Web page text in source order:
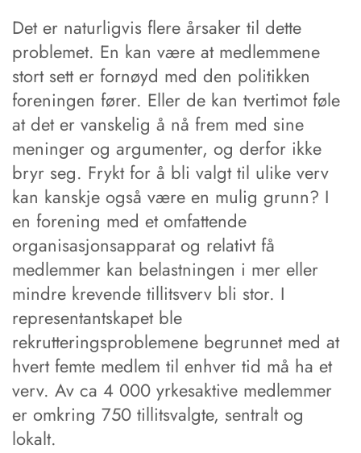
Det er naturligvis flere årsaker til dette
problemet. En kan være at medlemmene
stort sett er fornøyd med den politikken
foreningen fører. Eller de kan tvertimot føle
at det er vanskelig å nå frem med sine
meninger og argumenter, og derfor ikke
bryr seg. Frykt for å bli valgt til ulike verv
kan kanskje også være en mulig grunn? I
en forening med et omfattende
organisasjonsapparat og relativt få
medlemmer kan belastningen i mer eller
mindre krevende tillitsverv bli stor. I
representantskapet ble
rekrutteringsproblemene begrunnet med at
hvert femte medlem til enhver tid må ha et
verv. Av ca 4 000 yrkesaktive medlemmer
er omkring 750 tillitsvalgte, sentralt og
lokalt.